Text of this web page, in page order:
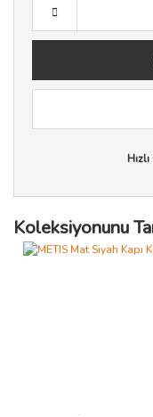
Koleksiyonunu